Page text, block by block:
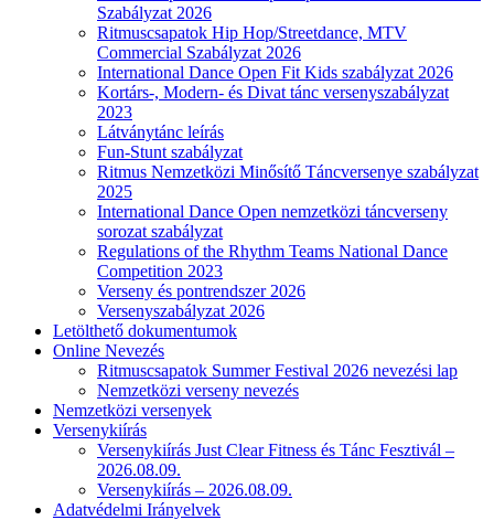
Szabályzat 2026
Ritmuscsapatok Hip Hop/Streetdance, MTV
Commercial Szabályzat 2026
International Dance Open Fit Kids szabályzat 2026
Kortárs-, Modern- és Divat tánc versenyszabályzat
2023
Látványtánc leírás
Fun-Stunt szabályzat
Ritmus Nemzetközi Minősítő Táncversenye szabályzat
2025
International Dance Open nemzetközi táncverseny
sorozat szabályzat
Regulations of the Rhythm Teams National Dance
Competition 2023
Verseny és pontrendszer 2026
Versenyszabályzat 2026
Letölthető dokumentumok
Online Nevezés
Ritmuscsapatok Summer Festival 2026 nevezési lap
Nemzetközi verseny nevezés
Nemzetközi versenyek
Versenykiírás
Versenykiírás Just Clear Fitness és Tánc Fesztivál –
2026.08.09.
Versenykiírás – 2026.08.09.
Adatvédelmi Irányelvek